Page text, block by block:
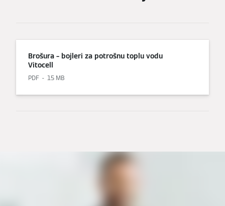
Brošura – bojleri za potrošnu toplu vodu
Vitocell
PDF 15 MB